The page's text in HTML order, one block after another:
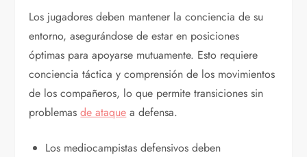
Los jugadores deben mantener la conciencia de su
entorno, asegurándose de estar en posiciones
óptimas para apoyarse mutuamente. Esto requiere
conciencia táctica y comprensión de los movimientos
de los compañeros, lo que permite transiciones sin
problemasde ataque a defensa.
Los mediocampistas defensivos deben